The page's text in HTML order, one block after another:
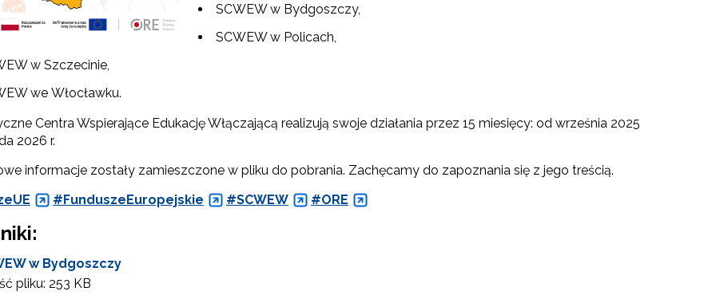
grantowy edycja V"
grantowy edycja IV"
grantowy edycja III"
grantowy edycja II"
grantowy edycja I"
rozwój oświaty w ZJST"
SCWEW w Bydgoszczy,
SCWEW w Policach,
w Szczecinie,
we Włocławku.
Centra Wspierające Edukację Włączającą realizują swoje działania przez 15 miesięcy: od września 2025
2026 r.
informacje zostały zamieszczone w pliku do pobrania. Zachęcamy do zapoznania się z jego treścią.
#FunduszeEuropejskie #SCWEW #ORE
w Bydgoszczy
pliku: 253 KB